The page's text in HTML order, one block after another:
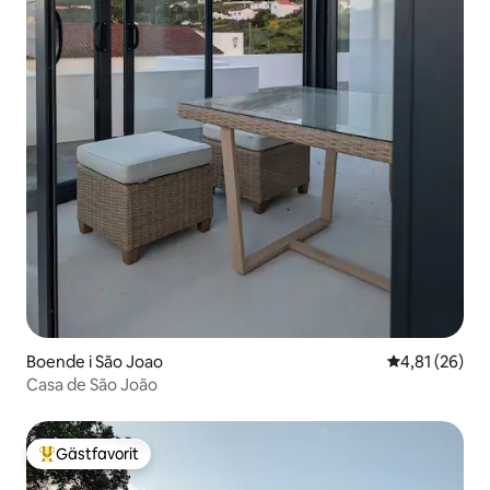
Boende i São Joao 4,81 av 5 i
4,81 (26)
Casa de São João
Populär gästfavorit
Gästfavorit